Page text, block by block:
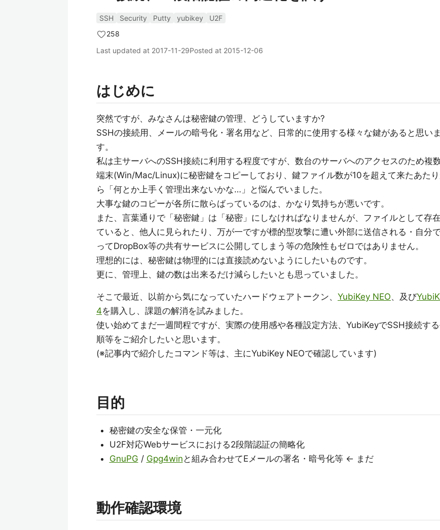
SSH Security Putty yubikey
U2F
258
Last updated at 2017-11-29Posted at 2015-12-06
はじめに
突然ですが、みなさんは秘密鍵の管理、どうしていますか?
SSHの接続用、メールの暗号化・署名用など、日常的に使用する様々な鍵があると思いま
す。
私は主サーバへのSSH接続に利用する程度ですが、数台のサーバへのアクセスのため複
端末(Win/Mac/Linux)に秘密鍵をコピーしており、鍵ファイル数が10を超えて来たあた
ら「何とか上手く管理出来ないかな…」と悩んでいました。
大事な鍵のコピーが各所に散らばっているのは、かなり気持ちが悪いです。
また、言葉通りで「秘密鍵」は「秘密」にしなければなりませんが、ファイルとして存
ていると、他人に見られたり、万が一ですが標的型攻撃に遭い外部に送信される・自分
ってDropBox等の共有サービスに公開してしまう等の危険性もゼロではありません。
理想的には、秘密鍵は物理的には直接読めないようにしたいものです。
更に、管理上、鍵の数は出来るだけ減らしたいとも思っていました。
そこで最近、以前から気になっていたハードウェアトークン、 YubiKey NEO、及び
4を購入し、課題の解消を試みました。
使い始めてまだ一週間程ですが、実際の使用感や各種設定方法、YubiKeyでSSH接続す
順等をご紹介したいと思います。
(※記事内で紹介したコマンド等は、主にYubiKey NEOで確認しています)
目的
秘密鍵の安全な保管・一元化
U2F対応Webサービスにおける2段階認証の簡略化
GnuPG / Gpg4win と組み合わせてEメールの署名・暗号化等 <- まだ
動作確認環境